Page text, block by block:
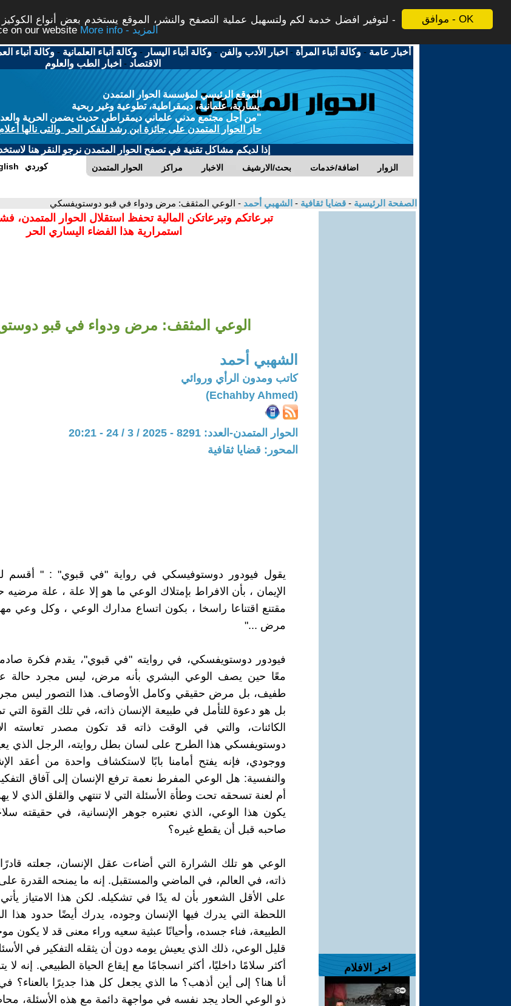
موافق - OK
لتوفير افضل خدمة لكم ولتسهيل عملية التصفح والنشر، الموقع يستخدم بعض أنواع
on our website
More info - المزيد
أخبار عامة -وكالة أنباء المرأة - اخبار الأدب والفن -وكالة أنباء اليسار -وكالة أنباء العلمانية -وكالة أنباء
الاقتصاد - اخبار الطب والعلوم
الموقع الرئيسي لمؤسسة الحوار المتمدن
يسارية، علمانية، ديمقراطية، تطوعية وغير ربحية
"من أجل مجتمع مدني علماني ديمقراطي حديث يضمن الحرية
حاز الحوار المتمدن على جائزة ابن رشد للفكر الحر والتى نالها
إذا لديكم مشاكل تقنية في تصفح الحوار المتمدن نرجو النقر هنا
الحوار المتمدن مراكز الاخبار بحث/الارشيف اضافة/خدمات الزوار كوردي
الصفحة الرئيسية - قضايا ثقافية - الشهبي أحمد - الوعي المثقف: مرض ودواء في قبو دوستويفسكي
اخر الافلام
تبرعاتكم وتبرعاتكن المالية تحفظ استقلال الحوار المتمدن،
استمرارية هذا الفضاء اليساري الحر
الوعي المثقف: مرض ودواء في قبو
الشهبي أحمد
كاتب ومدون الرأي وروائي
(Echahby Ahmed)
الحوار المتمدن-العدد: 8291 - 2025 / 3 / 24 - 20:21
المحور: قضايا ثقافية
يقول فيودور دوستوفيسكي في رواية "في قبوي" : " أقسم
الإيمان ، بأن الافراط بإمتلاك الوعي ما هو إلا علة ، علة مرضيه
مقتنع اقتناعا راسخا ، بكون اتساع مدارك الوعي ، وكل وعي
مرض ..."
فيودور دوستويفسكي، في روايته "في قبوي"، يقدم فكرة
معًا حين يصف الوعي البشري بأنه مرض، ليس مجرد حالة
طفيف، بل مرض حقيقي وكامل الأوصاف. هذا التصور ليس مجرد
بل هو دعوة للتأمل في طبيعة الإنسان ذاته، في تلك القوة
الكائنات، والتي في الوقت ذاته قد تكون مصدر تعاسته
دوستويفسكي هذا الطرح على لسان بطل روايته، الرجل الذي
ووجودي، فإنه يفتح أمامنا بابًا لاستكشاف واحدة من أعقد
والنفسية: هل الوعي المفرط نعمة ترفع الإنسان إلى آفاق التفكير
أم لعنة تسحقه تحت وطأة الأسئلة التي لا تنتهي والقلق الذي لا
يكون هذا الوعي، الذي نعتبره جوهر الإنسانية، في حقيقته
صاحبه قبل أن يقطع غيره؟
الوعي هو تلك الشرارة التي أضاءت عقل الإنسان، جعلته
ذاته، في العالم، في الماضي والمستقبل. إنه ما يمنحه القدرة
على الأقل الشعور بأن له يدًا في تشكيله. لكن هذا الامتياز
اللحظة التي يدرك فيها الإنسان وجوده، يدرك أيضًا حدود هذا
الطبيعة، فناء جسده، وأحيانًا عبثية سعيه وراء معنى قد لا يكون
قليل الوعي، ذلك الذي يعيش يومه دون أن يثقله التفكير في
أكثر سلامًا داخليًا، أكثر انسجامًا مع إيقاع الحياة الطبيعي. إنه لا
أنا هنا؟ إلى أين أذهب؟ ما الذي يجعل كل هذا جديرًا بالعناء؟ في
ذو الوعي الحاد يجد نفسه في مواجهة دائمة مع هذه الأسئلة،